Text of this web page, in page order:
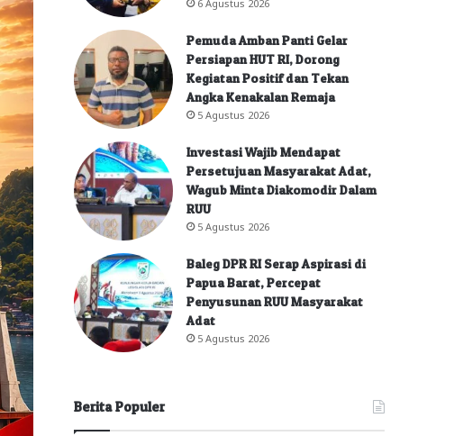
6 Agustus 2026
Pemuda Amban Panti Gelar
Persiapan HUT RI, Dorong
Kegiatan Positif dan Tekan
Angka Kenakalan Remaja
5 Agustus 2026
Investasi Wajib Mendapat
Persetujuan Masyarakat Adat,
Wagub Minta Diakomodir Dalam
RUU
5 Agustus 2026
Baleg DPR RI Serap Aspirasi di
Papua Barat, Percepat
Penyusunan RUU Masyarakat
Adat
5 Agustus 2026
Berita Populer